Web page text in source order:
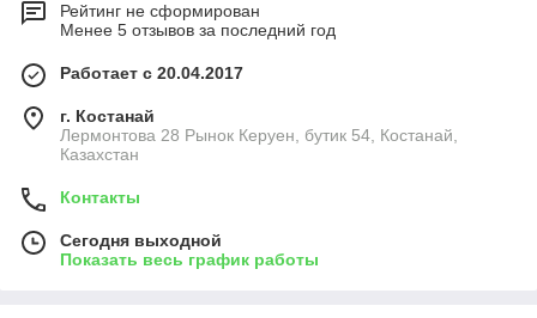
Рейтинг не сформирован
Менее 5 отзывов за последний год
Работает с 20.04.2017
г. Костанай
Лермонтова 28 Рынок Керуен, бутик 54, Костанай,
Казахстан
Контакты
Сегодня выходной
Показать весь график работы